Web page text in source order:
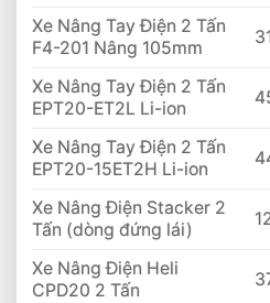
Xe Nâng Tay Điện 2 Tấn
F4-201 Nâng 105mm
Xe Nâng Tay Điện 2 Tấn
EPT20-ET2L Li-ion
Xe Nâng Tay Điện 2 Tấn
EPT20-15ET2H Li-ion
Xe Nâng Điện Stacker 2
Tấn (dòng đứng lái)
Xe Nâng Điện Heli
CPD20 2 Tấn